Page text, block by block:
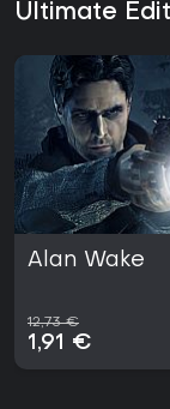
Ultimate
Alan Wake
12,73 €
1,91 €